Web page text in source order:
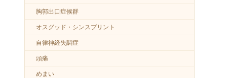
胸郭出口症候群
オスグッド・シンスプリント
自律神経失調症
頭痛
めまい